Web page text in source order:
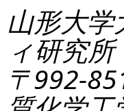
山形大
ィ研究所
〒992-